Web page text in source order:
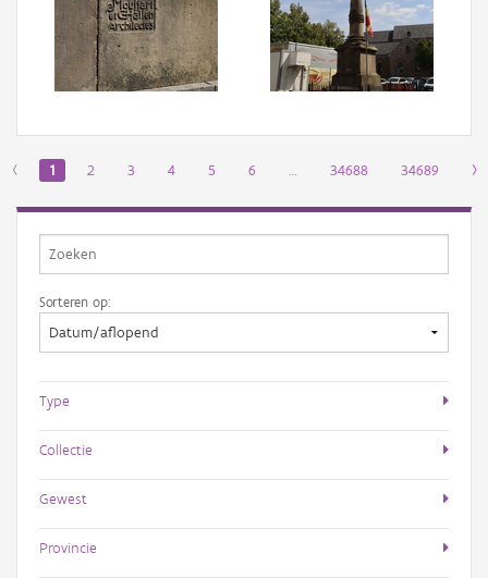
‹ 1 2 3 4 5 6 … 34688 34689 ›
Sorteren op:
Type
Collectie
Gewest
Provincie